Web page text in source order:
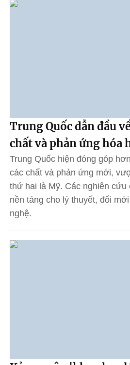
Trung Quốc dẫn đầu
chất và phản ứng hóa
Trung Quốc hiện đóng góp
các chất và phản ứng mới,
thứ hai là Mỹ. Các nghiên cứu
nền tảng cho lý thuyết, đổi
nghệ.